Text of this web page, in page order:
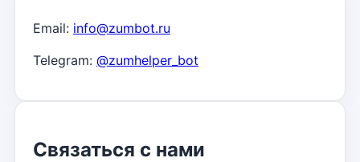
Email: info@zumbot.ru
Telegram: @zumhelper_bot
Связаться с нами